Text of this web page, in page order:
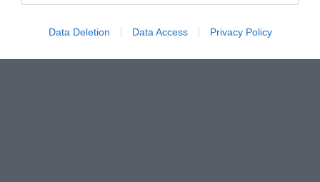
Data Deletion Data Access Privacy Policy